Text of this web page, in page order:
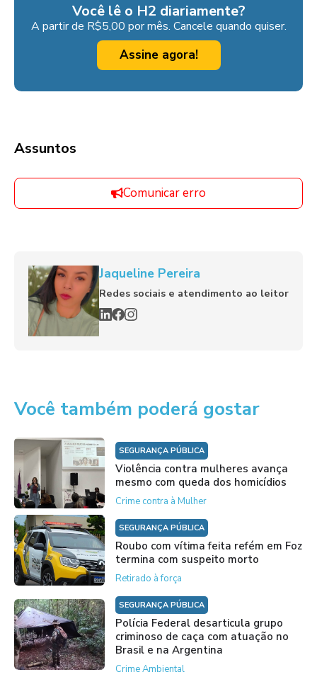
Você lê o H2 diariamente?
A partir de R$5,00 por mês. Cancele quando quiser.
Assine agora!
Assuntos
Comunicar erro
Jaqueline Pereira
Redes sociais e atendimento ao leitor
Você também poderá gostar
SEGURANÇA PÚBLICA
Violência contra mulheres avança
mesmo com queda dos homicídios
Crime contra à Mulher
SEGURANÇA PÚBLICA
Roubo com vítima feita refém em Foz
termina com suspeito morto
Retirado à força
SEGURANÇA PÚBLICA
Polícia Federal desarticula grupo
criminoso de caça com atuação no
Brasil e na Argentina
Crime Ambiental